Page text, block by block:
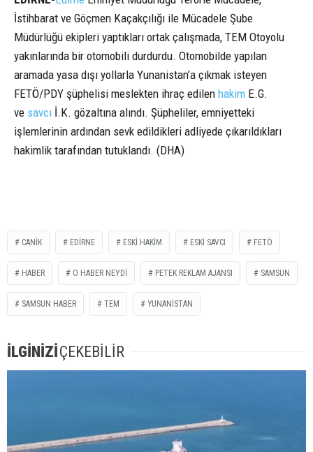
İstihbarat ve Göçmen Kaçakçılığı ile Mücadele Şube
Müdürlüğü ekipleri yaptıkları ortak çalışmada, TEM Otoyolu
yakınlarında bir otomobili durdurdu. Otomobilde yapılan
aramada yasa dışı yollarla Yunanistan’a çıkmak isteyen
FETÖ/PDY şüphelisi meslekten ihraç edilen hakim E.G.
ve savcı İ.K. gözaltına alındı. Şüpheliler, emniyetteki
işlemlerinin ardından sevk edildikleri adliyede çıkarıldıkları
hakimlik tarafından tutuklandı. (DHA)
CANİK EDİRNE ESKİ HAKİM ESKİ SAVCI FETÖ
HABER O HABER NEYDİ PETEK REKLAM AJANSI SAMSUN
SAMSUN HABER TEM YUNANISTAN
İLGİNİZİÇEKEBİLİR